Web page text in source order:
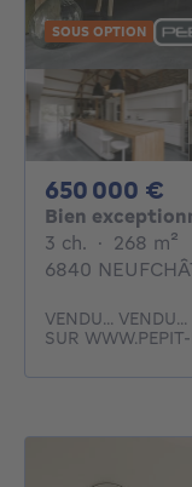
SOUS OPTION
650 000 €
Bien
3 ch. 3 chambres
· 268 m²
6840
VENDU...
SUR